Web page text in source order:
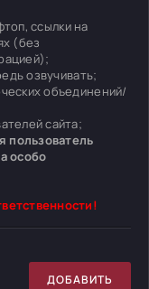
ссылки на
(без
озвучивать;
объединений/
сайта;
пользователь
особо
ДОБАВИТЬ